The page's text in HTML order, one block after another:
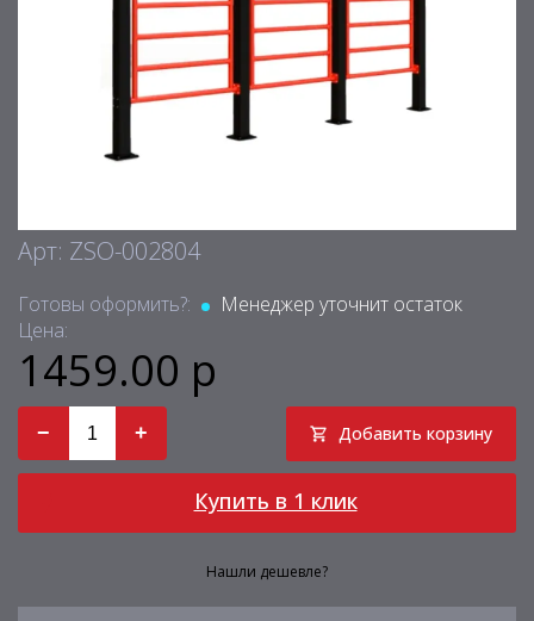
Арт: ZSO-002804
Готовы оформить?:
Менеджер уточнит остаток
Цена:
1459.00 р
− + Добавить корзину
Купить в 1 клик
Нашли дешевле?